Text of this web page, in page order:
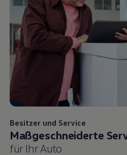
Besitzer und Service
Maßgeschneiderte
für Ihr Auto